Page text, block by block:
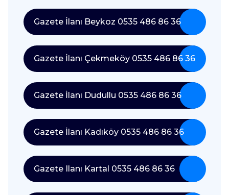
Gazete İlanı Beykoz 0535 486 86 36
Gazete İlanı Çekmeköy 0535 486 86 36
Gazete İlanı Dudullu 0535 486 86 36
Gazete İlanı Kadıköy 0535 486 86 36
Gazete Ilanı Kartal 0535 486 86 36